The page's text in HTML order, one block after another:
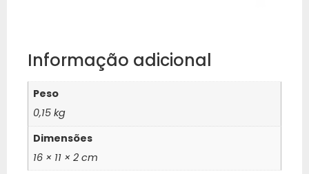
Informação adicional
Peso
0,15 kg
Dimensões
16 × 11 × 2 cm